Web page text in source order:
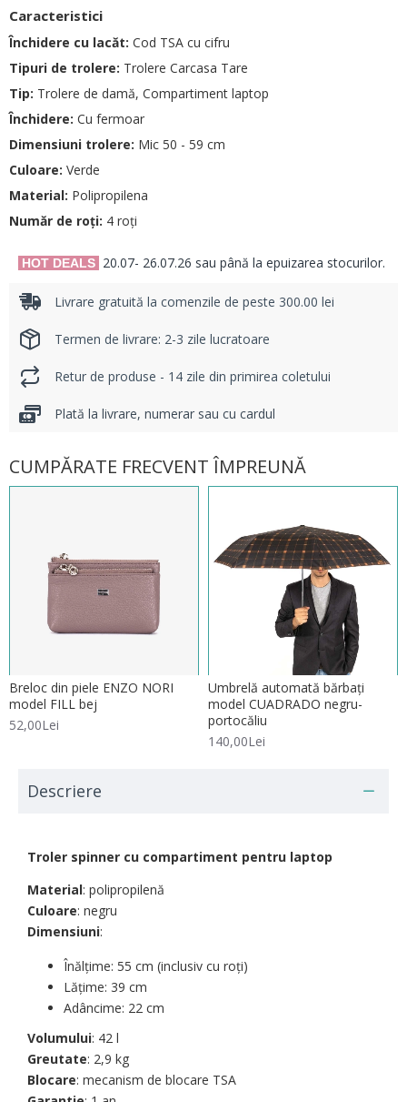
Caracteristici
Închidere cu lacăt: Cod TSA cu cifru
Tipuri de trolere: Trolere Carcasa Tare
Tip: Trolere de damă, Compartiment laptop
Închidere: Cu fermoar
Dimensiuni trolere: Mic 50 - 59 cm
Culoare: Verde
Material: Polipropilena
Număr de roți: 4 roți
Livrare gratuită la comenzile de peste 300.00 lei
Termen de livrare: 2-3 zile lucratoare
Retur de produse - 14 zile din primirea coletului
Plată la livrare, numerar sau cu cardul
CUMPĂRATE FRECVENT ÎMPREUNĂ
Breloc din piele ENZO NORI
model FILL bej
52,00Lei
Umbrelă automată bărbați
model CUADRADO negru-
portocăliu
140,00Lei
HOT DEALS 20.07- 26.07.26 sau până la epuizarea stocurilor.
Descriere
Troler spinner cu compartiment pentru laptop
Material: polipropilenă
Culoare: negru
Dimensiuni:
Înălțime: 55 cm (inclusiv cu roți)
Lățime: 39 cm
Adâncime: 22 cm
Volumului: 42 l
Greutate: 2,9 kg
Blocare: mecanism de blocare TSA